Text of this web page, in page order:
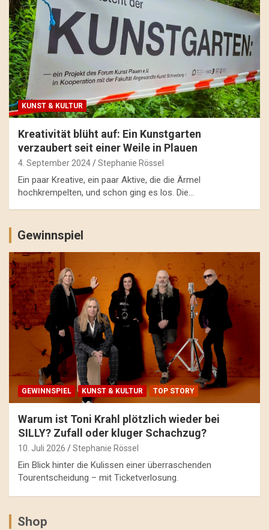
KUNST & KULTUR
Kreativität blüht auf: Ein Kunstgarten
verzaubert seit einer Weile in Plauen
4. September 2024 Stephanie Rössel
Ein paar Kreative, ein paar Aktive, die die Ärmel
hochkrempelten, und schon ging es los. Die…
Gewinnspiel
GEWINNSPIEL KUNST & KULTUR TOP STORY
Warum ist Toni Krahl plötzlich wieder bei
SILLY? Zufall oder kluger Schachzug?
10. Juli 2026 Stephanie Rössel
Ein Blick hinter die Kulissen einer überraschenden
Tourentscheidung – mit Ticketverlosung.
Shop